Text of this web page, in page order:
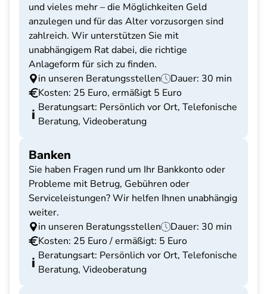
und vieles mehr – die Möglichkeiten Geld
anzulegen und für das Alter vorzusorgen sind
zahlreich. Wir unterstützen Sie mit
unabhängigem Rat dabei, die richtige
Anlageform für sich zu finden.
in unseren Beratungsstellen
Dauer: 30 min
Kosten: 25 Euro, ermäßigt 5 Euro
Beratungsart: Persönlich vor Ort, Telefonische
Beratung, Videoberatung
Banken
Sie haben Fragen rund um Ihr Bankkonto oder
Probleme mit Betrug, Gebühren oder
Serviceleistungen? Wir helfen Ihnen unabhängig
weiter.
in unseren Beratungsstellen
Dauer: 30 min
Kosten: 25 Euro / ermäßigt: 5 Euro
Beratungsart: Persönlich vor Ort, Telefonische
Beratung, Videoberatung